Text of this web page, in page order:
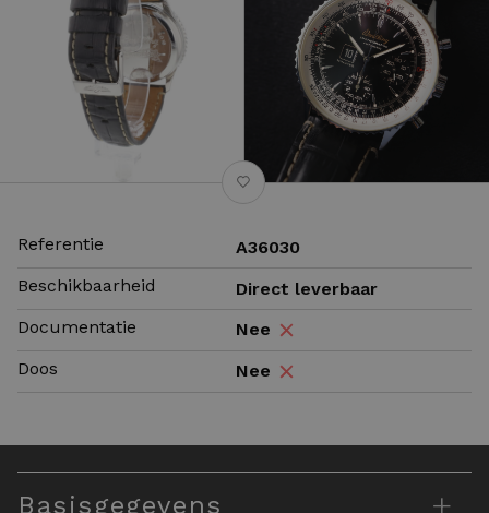
Referentie
A36030
Beschikbaarheid
Direct leverbaar
Documentatie
Nee
Doos
Nee
Basisgegevens